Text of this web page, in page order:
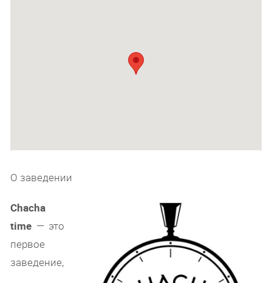
О заведении
Chacha
time — это
первое
заведение,